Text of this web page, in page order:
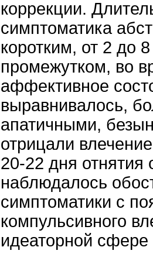
коррекции.
симптоматика
коротким, от 2 до
промежутком, во
аффективное
выравнивалось,
апатичными,
отрицали
20-22 дня отнятия
наблюдалось
симптоматики с
компульсивного
идеаторной